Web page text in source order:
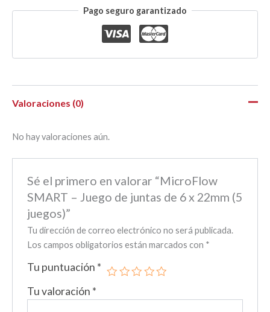
Pago seguro garantizado
Valoraciones (0)
No hay valoraciones aún.
Sé el primero en valorar “MicroFlow
SMART – Juego de juntas de 6 x 22mm (5
juegos)”
Tu dirección de correo electrónico no será publicada.
Los campos obligatorios están marcados con *
Tu puntuación *
Tu valoración *